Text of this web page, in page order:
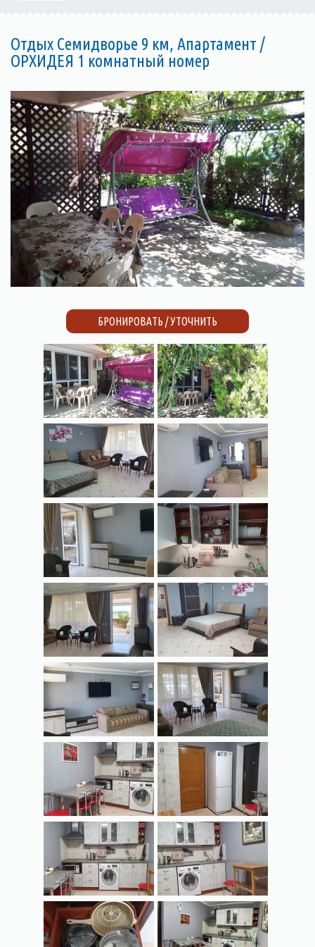
Отдых Семидворье 9 км, Апартамент /
ОРХИДЕЯ 1 комнатный номер
БРОНИРОВАТЬ / УТОЧНИТЬ